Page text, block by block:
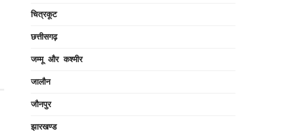
चित्रकूट
छत्तीसगढ़
जम्मू और कश्मीर
जालौन
जौनपुर
झारखण्ड